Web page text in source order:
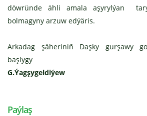
döwründe ähli amala aşyrylýan
bolmagyny arzuw edýäris.
Arkadag şäheriniñ Daşky gurşawy
başlygy
G.Ýagşygeldiýew
Paýlaş